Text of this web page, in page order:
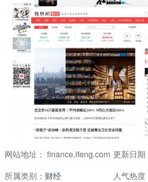
网站地址： finance.ifeng.com 更新日期
所属类别： 财经 人气热度